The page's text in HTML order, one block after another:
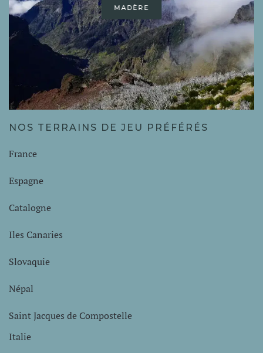
MADÈRE
NOS TERRAINS DE JEU PRÉFÉRÉS
France
Espagne
Catalogne
Iles Canaries
Slovaquie
Népal
Saint Jacques de Compostelle
Italie